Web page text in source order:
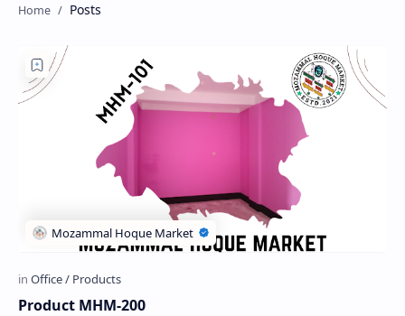
Hidden Menu
Posts
Product MHM-200